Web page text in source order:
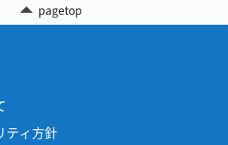
pagetop
ティ方針